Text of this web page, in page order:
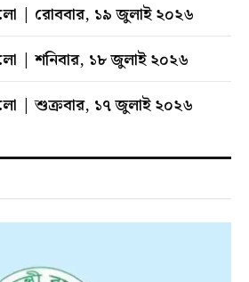
| রোববার, ১৯ জুলাই ২০২৬
| শনিবার, ১৮ জুলাই ২০২৬
| শুক্রবার, ১৭ জুলাই ২০২৬